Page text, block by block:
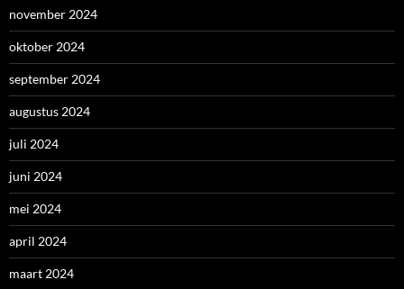
november 2024
oktober 2024
september 2024
augustus 2024
juli 2024
juni 2024
mei 2024
april 2024
maart 2024